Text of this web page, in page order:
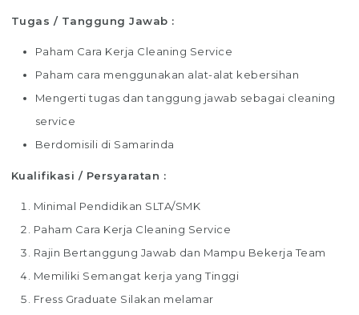
Tugas / Tanggung Jawab :
Paham Cara Kerja Cleaning Service
Paham cara menggunakan alat-alat kebersihan
Mengerti tugas dan tanggung jawab sebagai cleaning
service
Berdomisili di Samarinda
Kualifikasi / Persyaratan :
Minimal Pendidikan SLTA/SMK
Paham Cara Kerja Cleaning Service
Rajin Bertanggung Jawab dan Mampu Bekerja Team
Memiliki Semangat kerja yang Tinggi
Fress Graduate Silakan melamar